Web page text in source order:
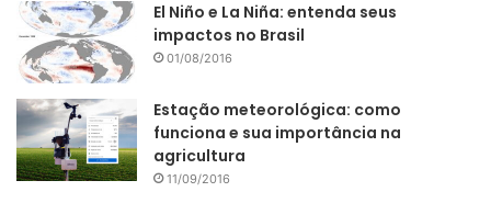
El Niño e La Niña: entenda seus
impactos no Brasil
01/08/2016
Estação meteorológica: como
funciona e sua importância na
agricultura
11/09/2016